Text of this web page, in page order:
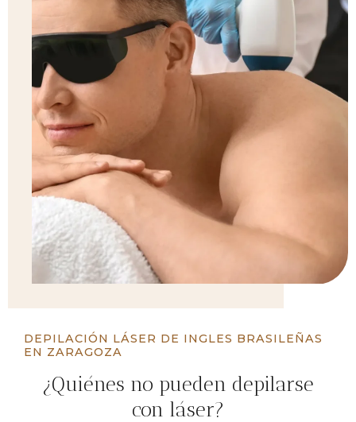
DEPILACIÓN LÁSER DE INGLES BRASILEÑAS
EN ZARAGOZA
¿Quiénes no pueden depilarse
con láser?